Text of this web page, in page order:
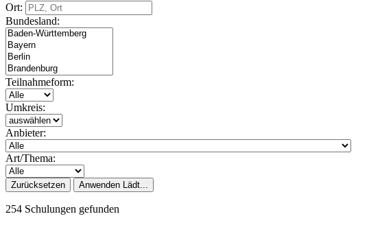
Ort:
Bundesland:
Teilnahmeform:
Umkreis:
Anbieter:
Art/Thema:
Zurücksetzen Anwenden Lädt...
254 Schulungen gefunden